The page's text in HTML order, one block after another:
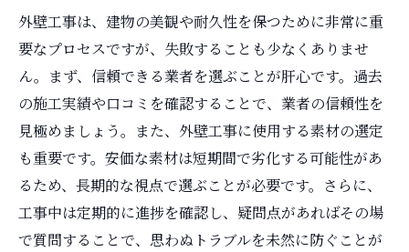
外壁工事は、建物の美観や耐久性を保つために非常に重
要なプロセスですが、失敗することも少なくありませ
ん。まず、信頼できる業者を選ぶことが肝心です。過去
の施工実績や口コミを確認することで、業者の信頼性を
見極めましょう。また、外壁工事に使用する素材の選定
も重要です。安価な素材は短期間で劣化する可能性があ
るため、長期的な視点で選ぶことが必要です。さらに、
工事中は定期的に進捗を確認し、疑問点があればその場
で質問することで、思わぬトラブルを未然に防ぐことが